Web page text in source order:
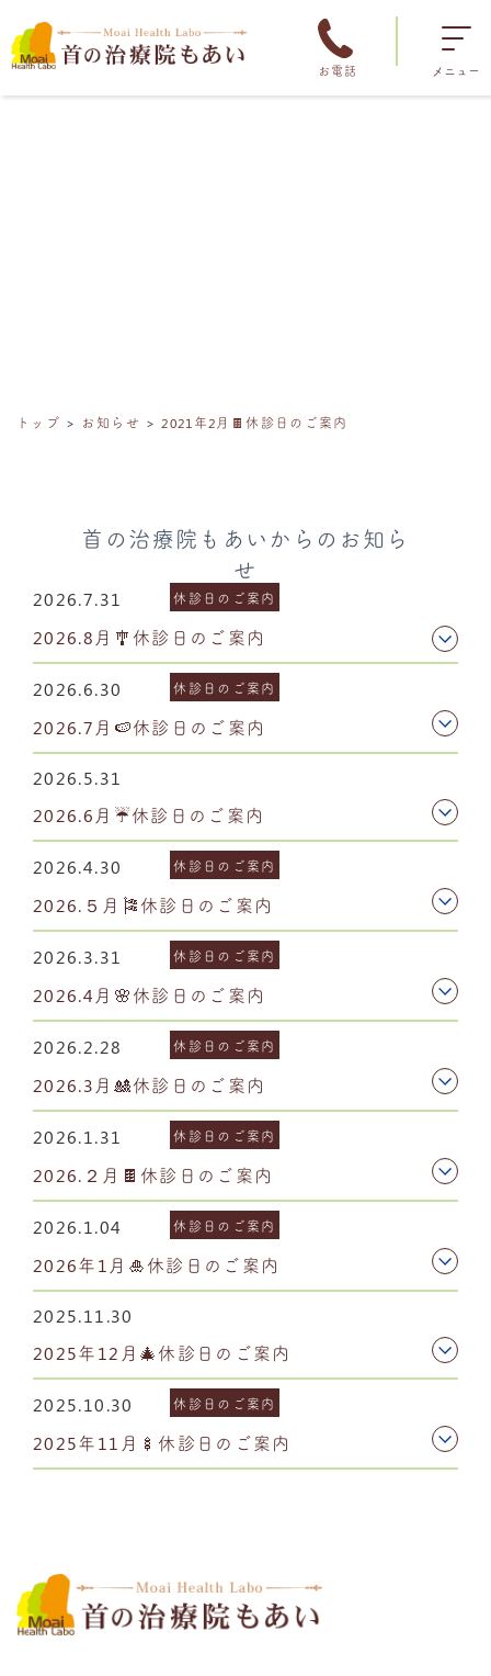
お電話 メニュー
トップ お知らせ 2021年2月🍫休診日のご案内
首の治療院もあいからのお知ら
せ
2026.7.31 休診日のご案内
2026.8月🎐休診日のご案内
2026.6.30 休診日のご案内
2026.7月🍉休診日のご案内
2026.5.31
2026.6月☔休診日のご案内
2026.4.30 休診日のご案内
2026.５月🎏休診日のご案内
2026.3.31 休診日のご案内
2026.4月🌸休診日のご案内
2026.2.28 休診日のご案内
2026.3月🎎休診日のご案内
2026.1.31 休診日のご案内
2026.２月🍫休診日のご案内
2026.1.04 休診日のご案内
2026年1月🎍休診日のご案内
2025.11.30
2025年12月🎄休診日のご案内
2025.10.30 休診日のご案内
2025年11月🍢休診日のご案内